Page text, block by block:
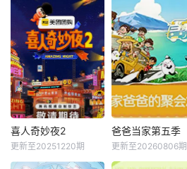
喜人奇妙夜2
更新至20251220期
爸爸当家第五季
更新至20260806期